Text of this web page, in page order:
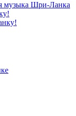
музыка Шри-Ланка